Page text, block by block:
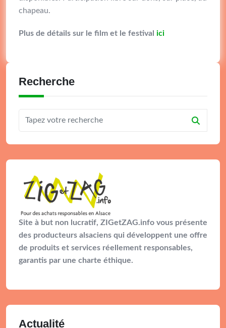
chapeau.
Plus de détails sur le film et le festival ici
Recherche
Site à but non lucratif, ZIGetZAG.info vous présente
des producteurs alsaciens qui développent une offre
de produits et services réellement responsables,
garantis par une charte éthique.
Actualité